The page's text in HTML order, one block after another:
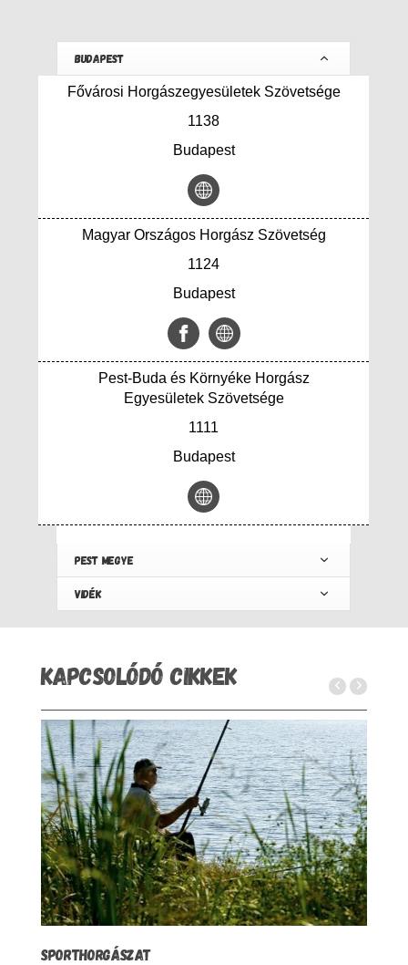
BUDAPEST
Fővárosi Horgászegyesületek Szövetsége
1138
Budapest
Magyar Országos Horgász Szövetség
1124
Budapest
Pest-Buda és Környéke Horgász
Egyesületek Szövetsége
1111
Budapest
PEST MEGYE
VIDÉK
KAPCSOLÓDÓ CIKKEK
SPORTHORGÁSZAT